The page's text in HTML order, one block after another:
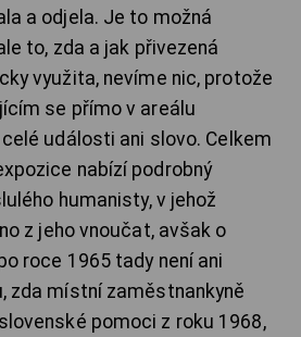
a odjela. Je to možná
to, zda a jak přivezená
využita, nevíme nic, protože
se přímo v areálu
události ani slovo. Celkem
nabízí podrobný
humanisty, v jehož
z jeho vnoučat, avšak o
roce 1965 tady není ani
zda místní zaměstnankyně
pomoci z roku 1968,